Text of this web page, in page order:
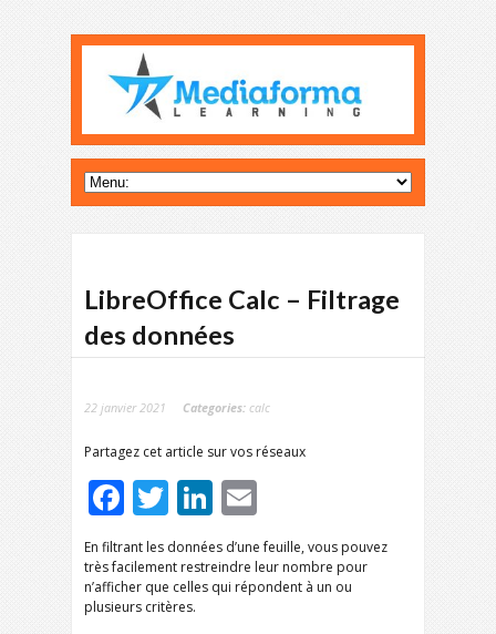
LibreOffice Calc – Filtrage
des données
22 janvier 2021 Categories: calc
Partagez cet article sur vos réseaux
Facebook
TwitterLinkedIn
En filtrant les données d’une feuille, vous pouvez
très facilement restreindre leur nombre pour
n’afficher que celles qui répondent à un ou
plusieurs critères.